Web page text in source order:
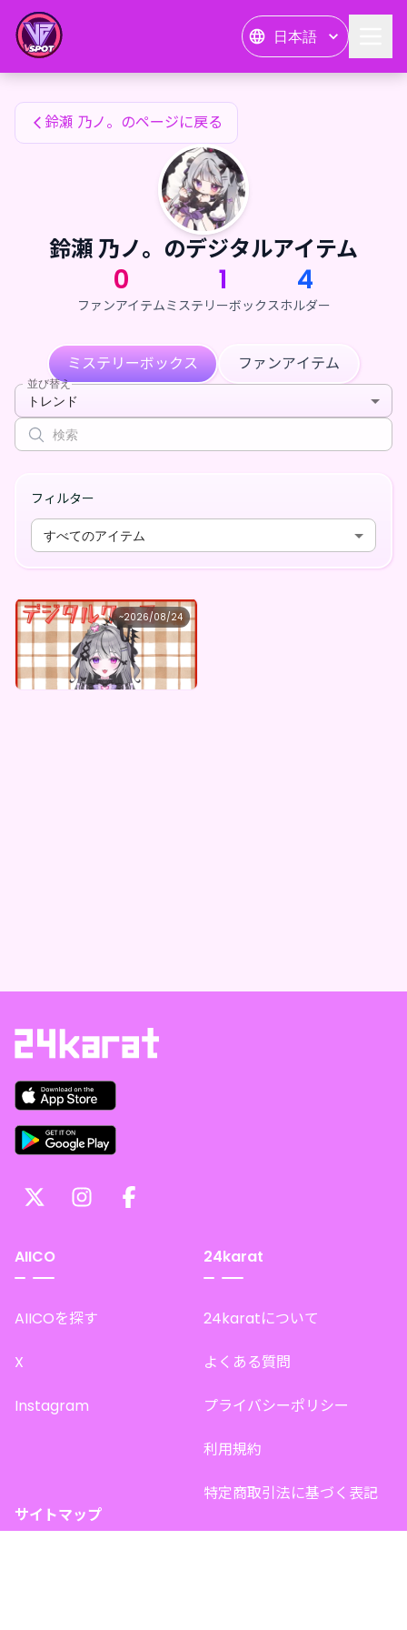
日本語
鈴瀬 乃ノ。のファンアイテム
鈴瀬 乃ノ。のページに戻る
鈴瀬 乃ノ。のデジタルアイテム
0
ファンアイテム
1
ミステリーボックス
4
ホルダー
ミステリーボックス ファンアイテム
並び替え
トレンド
フィルター
すべてのアイテム
~2026/08/24
鈴瀬 乃ノ。
鈴瀬乃ノ。 ×Vガスト開店！
最低価格
¥1,100 購入はこちら
AIICO
AIICOを探す
X
Instagram
24karat
24karatについて
よくある質問
プライバシーポリシー
利用規約
特定商取引法に基づく表記
サイトマップ
鈴瀬 乃ノ。のファンアイテム — 24karat